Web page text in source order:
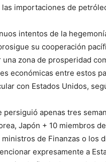
importaciones de
intentos de la
su cooperación
una zona de prosperidad
económicas entre estos
con Estados Unidos,
persiguió apenas tres
Japón + 10 miembros
de Finanzas o los
expresamente a